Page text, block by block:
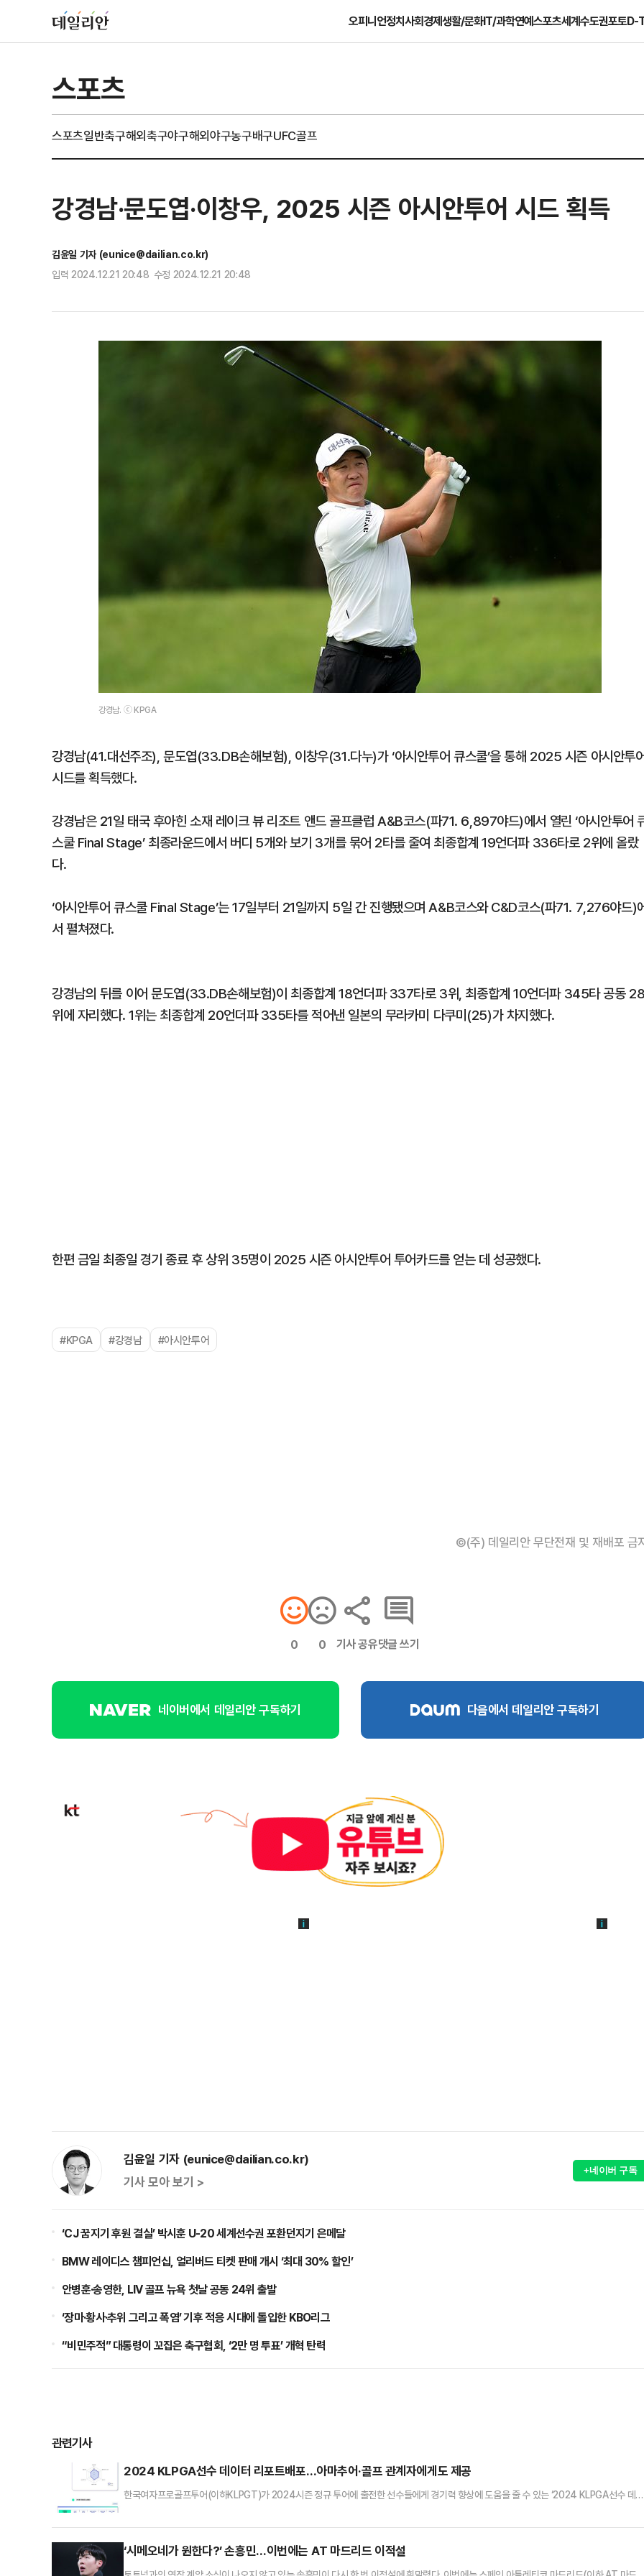
오피니언정치사회경제생활/문화IT/과학연예스포츠세계수도권포토D-
스포츠
스포츠일반축구해외축구야구해외야구농구배구UFC골프
강경남·문도엽·이창우, 2025 시즌 아시안투어 시드 획득
김윤일 기자 (eunice@dailian.co.kr)
입력 2024.12.21 20:48 수정 2024.12.21 20:48
강경남. ⓒ KPGA
강경남(41.대선주조), 문도엽(33.DB손해보험), 이창우(31.다누)가 ‘아시안투어 큐스쿨’을 통해 2025 시즌 아시안투
시드를 획득했다.
강경남은 21일 태국 후아힌 소재 레이크 뷰 리조트 앤드 골프클럽 A&B코스(파71. 6,897야드)에서 열린 ‘아시안투어
스쿨 Final Stage’ 최종라운드에서 버디 5개와 보기 3개를 묶어 2타를 줄여 최종합계 19언더파 336타로 2위에 올랐
다.
‘아시안투어 큐스쿨 Final Stage’는 17일부터 21일까지 5일 간 진행됐으며 A&B코스와 C&D코스(파71. 7,276야드)
서 펼쳐졌다.
강경남의 뒤를 이어 문도엽(33.DB손해보험)이 최종합계 18언더파 337타로 3위, 최종합계 10언더파 345타 공동
위에 자리했다. 1위는 최종합계 20언더파 335타를 적어낸 일본의 무라카미 다쿠미(25)가 차지했다.
한편 금일 최종일 경기 종료 후 상위 35명이 2025 시즌 아시안투어 투어카드를 얻는 데 성공했다.
#KPGA #강경남 #아시안투어
©(주) 데일리안 무단전재 및 재배포 금
0 0 기사 공유댓글 쓰기
네이버에서 데일리안 구독하기 다음에서 데일리안 구독하기
김윤일 기자 (eunice@dailian.co.kr)
기사 모아 보기 >
+네이버 구독
‘CJ 꿈지기 후원 결실’ 박시훈 U-20 세계선수권 포환던지기 은메달
BMW 레이디스 챔피언십, 얼리버드 티켓 판매 개시 ‘최대 30% 할인’
안병훈·송영한, LIV 골프 뉴욕 첫날 공동 24위 출발
‘장마·황사·추위 그리고 폭염’ 기후 적응 시대에 돌입한 KBO리그
“비민주적” 대통령이 꼬집은 축구협회, ‘2만 명 투표’ 개혁 탄력
관련기사
2024 KLPGA선수 데이터 리포트배포…아마추어·골프 관계자에게도 제공
한국여자프로골프투어(이하KLPGT)가 2024시즌 정규 투어에 출전한 선수들에게 경기력 향상에 도움을 줄 수 있는 ‘2024 KLPGA선수 데이
며 골프 데이터 산업을 선도하고 있다. 특히, 지난 2020시즌 종료 후 시범적으로 제공했던 데이터 리포트는 선수들의 긍정적인 반응을 얻었고,
‘시메오네가 원한다?’ 손흥민…이번에는 AT 마드리드 이적설